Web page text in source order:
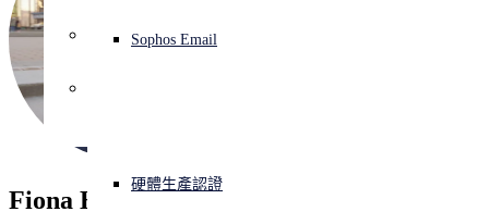
正遭遇網路攻擊？立即獲取協助
Email Security
所有解決方案
網路安全指引
硬體生產認證
影片
聯絡 Partner Care
Sophos Email
Fiona Ho